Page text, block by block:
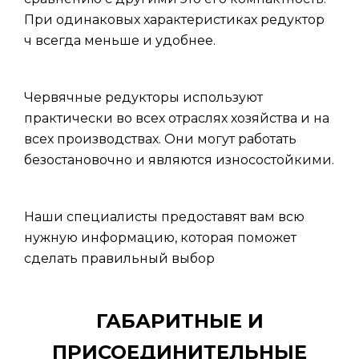
При одинаковых характеристиках редуктор
ч всегда меньше и удобнее.
Червячные редукторы используют
практически во всех отраслях хозяйства и на
всех производствах. Они могут работать
безостановочно и являются износостойкими.
Наши специалисты предоставят вам всю
нужную информацию, которая поможет
сделать правильный выбор
ГАБАРИТНЫЕ И
ПРИСОЕДИНИТЕЛЬНЫЕ